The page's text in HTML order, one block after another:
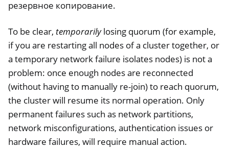
резервное копирование.
To be clear, temporarilylosing quorum (for example,
if you are restarting all nodes of a cluster together, or
a temporary network failure isolates nodes) is not a
problem: once enough nodes are reconnected
(without having to manually re-join) to reach quorum,
the cluster will resume its normal operation. Only
permanent failures such as network partitions,
network misconfigurations, authentication issues or
hardware failures, will require manual action.